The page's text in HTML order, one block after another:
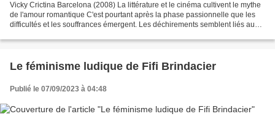
Vicky Crictina Barcelona (2008) La littérature et le cinéma cultivent le mythe
de l'amour romantique C'est pourtant après la phase passionnelle que les
difficultés et les souffrances émergent. Les déchirements semblent liés aux
Le féminisme ludique de Fifi Brindacier
Publié le 07/09/2023 à 04:48